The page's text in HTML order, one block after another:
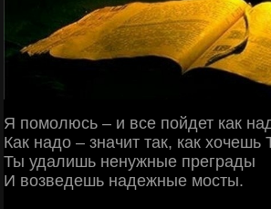
Я помолюсь – и все пойдет как
Как надо – значит так, как хочешь
Ты удалишь ненужные преграды
И возведешь надежные мосты.